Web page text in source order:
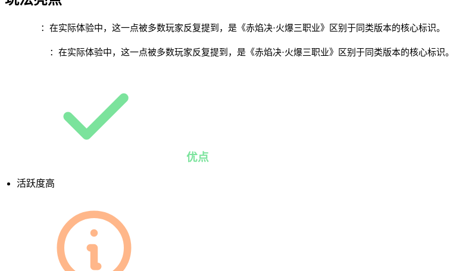
：在实际体验中，这一点被多数玩家反复提到，是《赤焰决·火爆三职业》区别于同类版本的核心标识。
：在实际体验中，这一点被多数玩家反复提到，是《赤焰决·火爆三职业》区别于同类版本的核心标识。
优点
活跃度高